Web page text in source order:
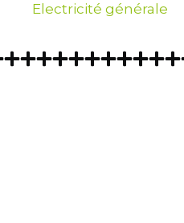
Electricité générale